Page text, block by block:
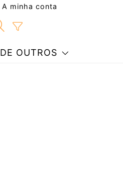
A minha conta
DE OUTROS